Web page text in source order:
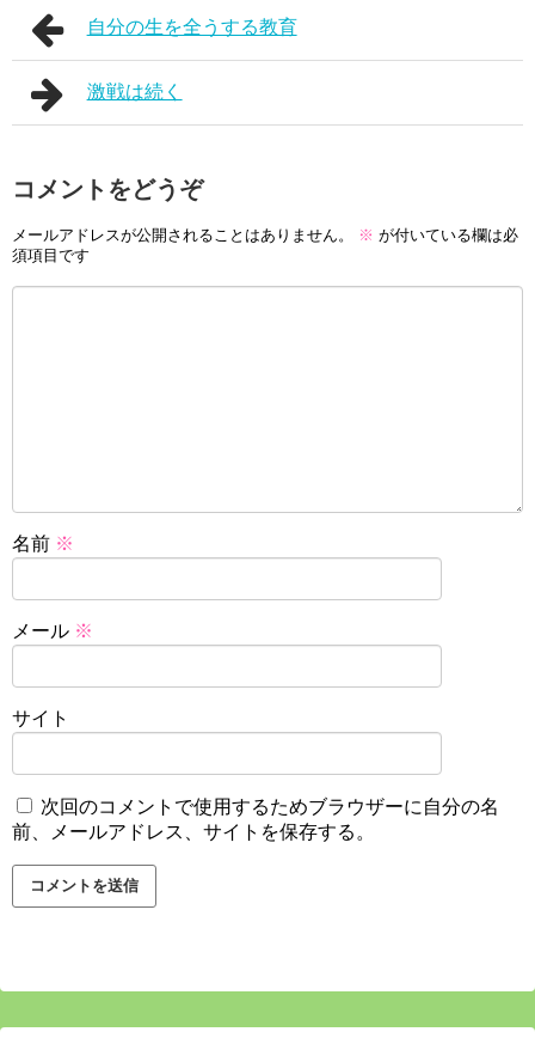
自分の生を全うする教育
激戦は続く
コメントをどうぞ
メールアドレスが公開されることはありません。 ※ が付いている欄は必
須項目です
名前 ※
メール ※
サイト
次回のコメントで使用するためブラウザーに自分の名
前、メールアドレス、サイトを保存する。